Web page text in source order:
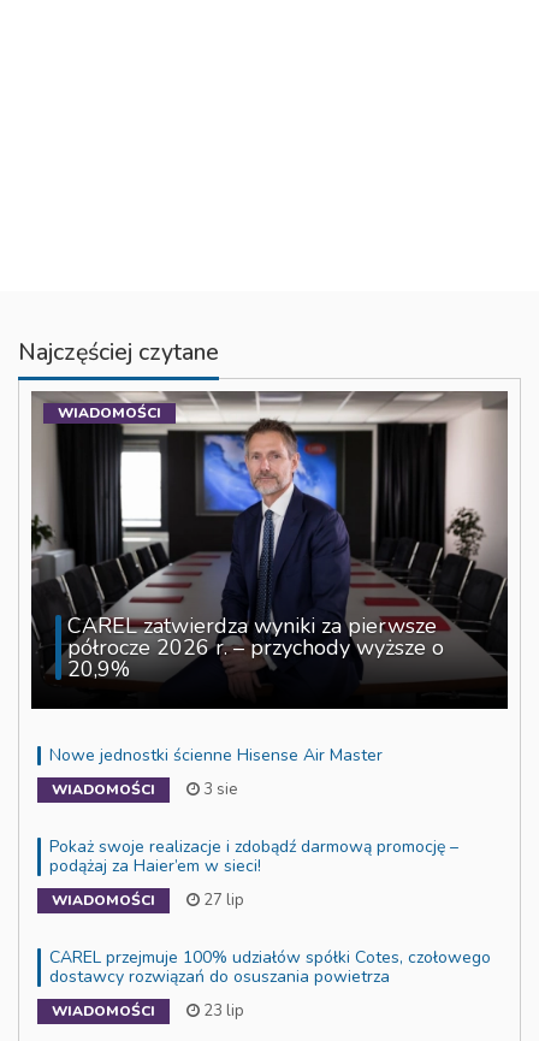
Najczęściej czytane
CAREL zatwierdza wyniki za pierwsze
półrocze 2026 r. – przychody wyższe o
20,9%
WIADOMOŚCI
Nowe jednostki ścienne Hisense Air Master
WIADOMOŚCI 3 sie
Pokaż swoje realizacje i zdobądź darmową promocję –
podążaj za Haier’em w sieci!
WIADOMOŚCI 27 lip
CAREL przejmuje 100% udziałów spółki Cotes, czołowego
dostawcy rozwiązań do osuszania powietrza
WIADOMOŚCI 23 lip